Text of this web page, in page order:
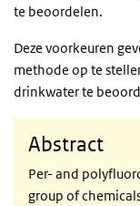
te beoordelen.
Deze voorkeuren
methode op te
drinkwater te
Abstract
Per- and
group of